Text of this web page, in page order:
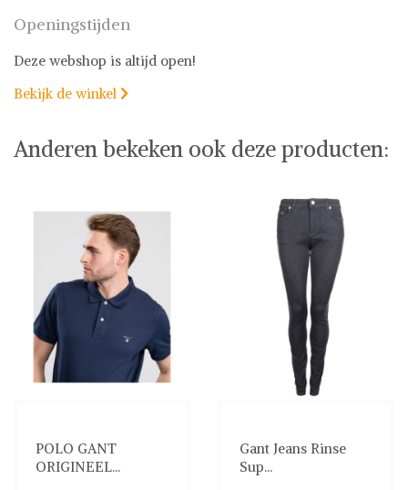
Openingstijden
Deze webshop is altijd open!
Bekijk de winkel 
Anderen bekeken ook deze producten:
POLO GANT
ORIGINEEL...
Gant Jeans Rinse
Sup...